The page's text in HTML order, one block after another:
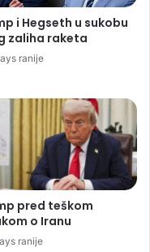
i Hegseth u sukobu
zaliha raketa
ranije
pred teškom
o Iranu
ranije